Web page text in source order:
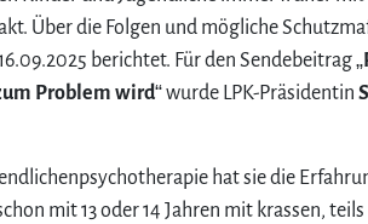
Über die Folgen und mögliche
berichtet. Für den Sendebeitrag „
Problem wird“ wurde LPK-Präsidentin
hat sie die
mit 13 oder 14 Jahren mit krassen,